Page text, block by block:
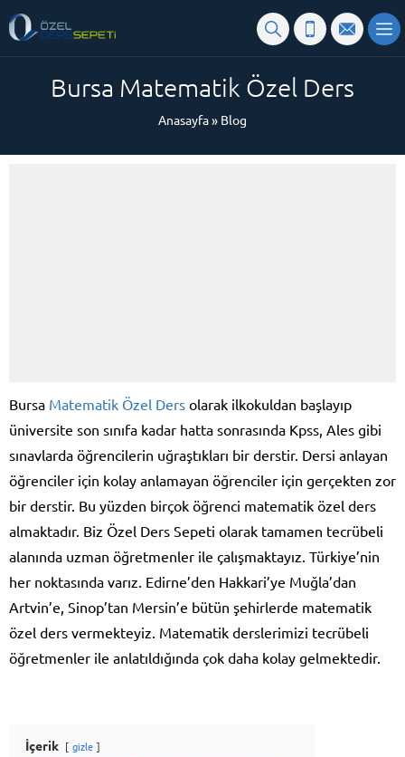
Bursa Matematik Özel Ders
Anasayfa» Blog
Bursa Matematik Özel Ders olarak ilkokuldan başlayıp
üniversite son sınıfa kadar hatta sonrasında Kpss, Ales gibi
sınavlarda öğrencilerin uğraştıkları bir derstir. Dersi anlayan
öğrenciler için kolay anlamayan öğrenciler için gerçekten zor
bir derstir. Bu yüzden birçok öğrenci matematik özel ders
almaktadır. Biz Özel Ders Sepeti olarak tamamen tecrübeli
alanında uzman öğretmenler ile çalışmaktayız. Türkiye’nin
her noktasında varız. Edirne’den Hakkari’ye Muğla’dan
Artvin’e, Sinop’tan Mersin’e bütün şehirlerde matematik
özel ders vermekteyiz. Matematik derslerimizi tecrübeli
öğretmenler ile anlatıldığında çok daha kolay gelmektedir.
İçerik gizle